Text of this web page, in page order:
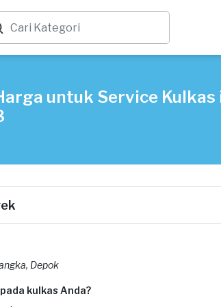
untuk Service Kulkas
Depok
kulkas Anda?